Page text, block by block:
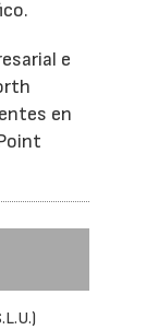
e
en